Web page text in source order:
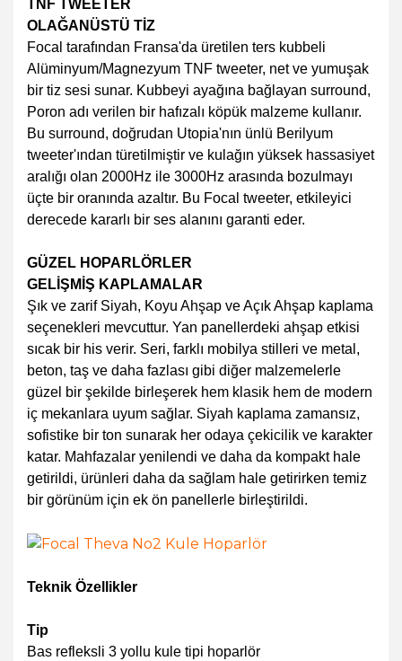
TNF TWEETER
OLAĞANÜSTÜ TİZ
Focal tarafından Fransa'da üretilen ters kubbeli
Alüminyum/Magnezyum TNF tweeter, net ve yumuşak
bir tiz sesi sunar. Kubbeyi ayağına bağlayan surround,
Poron adı verilen bir hafızalı köpük malzeme kullanır.
Bu surround, doğrudan Utopia'nın ünlü Berilyum
tweeter'ından türetilmiştir ve kulağın yüksek hassasiyet
aralığı olan 2000Hz ile 3000Hz arasında bozulmayı
üçte bir oranında azaltır. Bu Focal tweeter, etkileyici
derecede kararlı bir ses alanını garanti eder.
GÜZEL HOPARLÖRLER
GELİŞMİŞ KAPLAMALAR
Şık ve zarif Siyah, Koyu Ahşap ve Açık Ahşap kaplama
seçenekleri mevcuttur. Yan panellerdeki ahşap etkisi
sıcak bir his verir. Seri, farklı mobilya stilleri ve metal,
beton, taş ve daha fazlası gibi diğer malzemelerle
güzel bir şekilde birleşerek hem klasik hem de modern
iç mekanlara uyum sağlar. Siyah kaplama zamansız,
sofistike bir ton sunarak her odaya çekicilik ve karakter
katar. Mahfazalar yenilendi ve daha da kompakt hale
getirildi, ürünleri daha da sağlam hale getirirken temiz
bir görünüm için ek ön panellerle birleştirildi.
Teknik Özellikler
Tip
Bas refleksli 3 yollu kule tipi hoparlör